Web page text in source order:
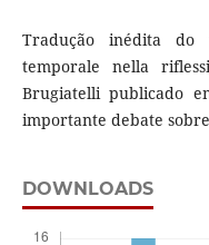
Tradução inédita do
temporale nella
Brugiatelli publicado
importante debate
DOWNLOADS